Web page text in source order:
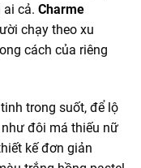
ai cả. Charme
chạy theo xu
cách của riêng
trong suốt, để lộ
đôi má thiếu nữ
kế đơn giản